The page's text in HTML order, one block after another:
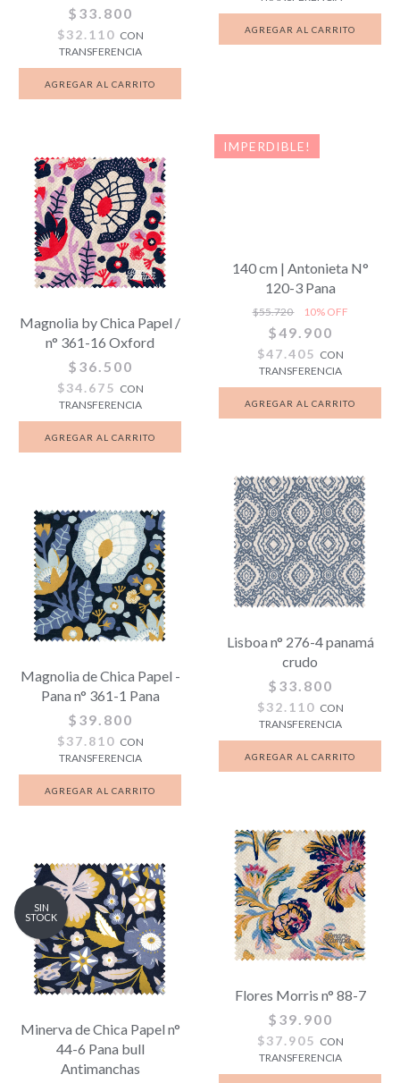
$33.800
$32.110 CON
TRANSFERENCIA
Magnolia by Chica Papel /
n° 361-16 Oxford
$36.500
$34.675 CON
TRANSFERENCIA
IMPERDIBLE!
140 cm | Antonieta N°
120-3 Pana
$55.720 10% OFF
$49.900
$47.405 CON
TRANSFERENCIA
Magnolia de Chica Papel -
Pana n° 361-1 Pana
$39.800
$37.810 CON
TRANSFERENCIA
Lisboa n° 276-4 panamá
crudo
$33.800
$32.110 CON
TRANSFERENCIA
SIN
STOCK
Minerva de Chica Papel n°
44-6 Pana bull
Antimanchas
Flores Morris n° 88-7
$39.900
$37.905 CON
TRANSFERENCIA